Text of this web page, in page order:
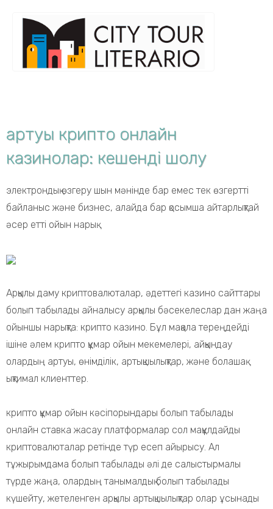
артуы крипто онлайн
казинолар: кешенді шолу
электрондық өзгеру шын мәнінде бар емес тек өзгертті
байланыс және бизнес, алайда бар қосымша айтарлықтай
әсер етті ойын нарық.
Арқылы даму криптовалюталар, әдеттегі казино сайттары
болып табылады айналысу арқылы бәсекелеслар дан жаңа
ойыншы нарықта: крипто казино. Бұл мақала тереңдейді
ішіне әлем крипто құмар ойын мекемелері, айқындау
олардың артуы, өнімділік, артықшылықтар, және болашақ
ықтимал клиенттер.
крипто құмар ойын кәсіпорындары болып табылады
онлайн ставка жасау платформалар сол мақұлдайды
криптовалюталар ретінде түр есеп айырысу. Ал
тұжырымдама болып табылады әлі де салыстырмалы
түрде жаңа, олардың танымалдық болып табылады
күшейту, жетеленген арқылы артықшылықтар олар ұсынады